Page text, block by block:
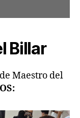
Billar
de Maestro del